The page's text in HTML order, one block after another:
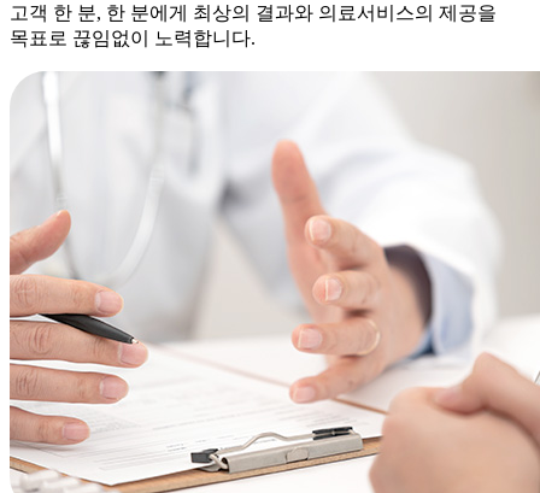
고객 한 분, 한 분에게 최상의 결과와 의료서비스의 제공을
목표로 끊임없이 노력합니다.